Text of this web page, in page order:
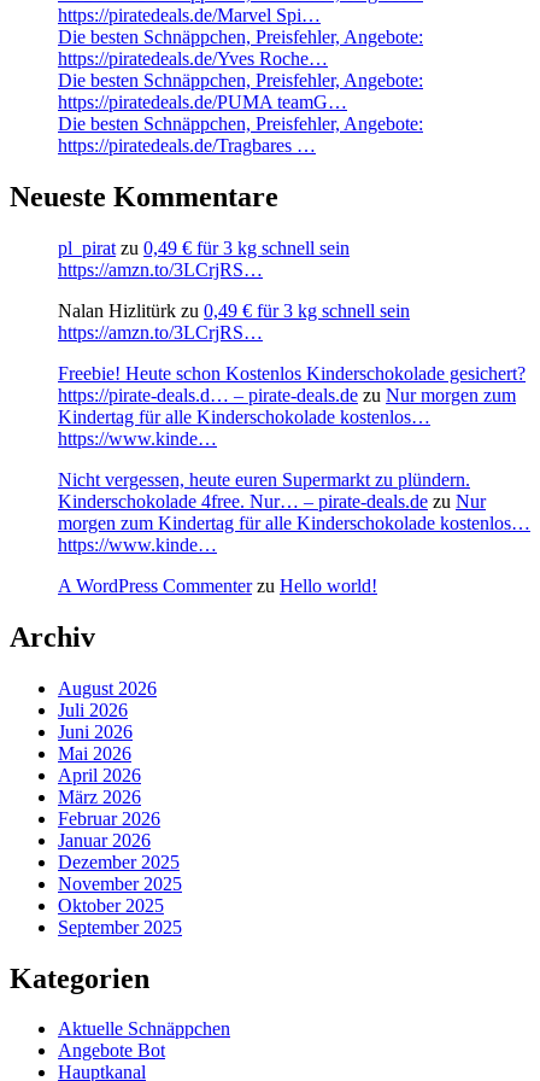
https://piratedeals.de/Marvel Spi…
Die besten Schnäppchen, Preisfehler, Angebote:
https://piratedeals.de/Yves Roche…
Die besten Schnäppchen, Preisfehler, Angebote:
https://piratedeals.de/PUMA teamG…
Die besten Schnäppchen, Preisfehler, Angebote:
https://piratedeals.de/Tragbares …
Neueste Kommentare
pl_pirat zu 0,49 € für 3 kg schnell sein
https://amzn.to/3LCrjRS…
Nalan Hizlitürk zu 0,49 € für 3 kg schnell sein
https://amzn.to/3LCrjRS…
Freebie! Heute schon Kostenlos Kinderschokolade gesichert?
https://pirate-deals.d… – pirate-deals.de zu Nur morgen zum
Kindertag für alle Kinderschokolade kostenlos…
https://www.kinde…
Nicht vergessen, heute euren Supermarkt zu plündern.
Kinderschokolade 4free. Nur… – pirate-deals.de zu Nur
morgen zum Kindertag für alle Kinderschokolade kostenlos…
https://www.kinde…
A WordPress Commenterzu Hello world!
Archiv
August 2026
Juli 2026
Juni 2026
Mai 2026
April 2026
März 2026
Februar 2026
Januar 2026
Dezember 2025
November 2025
Oktober 2025
September 2025
Kategorien
Aktuelle Schnäppchen
Angebote Bot
Hauptkanal